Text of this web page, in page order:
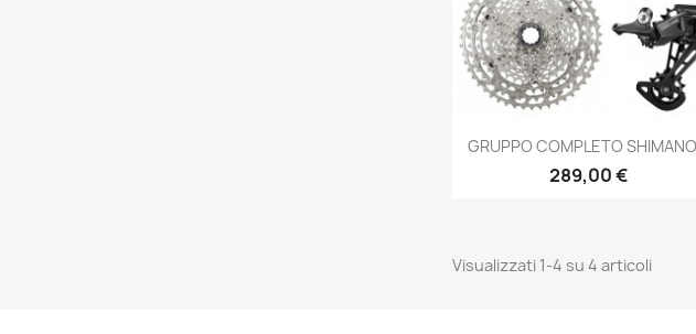
Anteprima
GRUPPO COMPLETO
289,00 €
Visualizzati 1-4 su 4 articoli